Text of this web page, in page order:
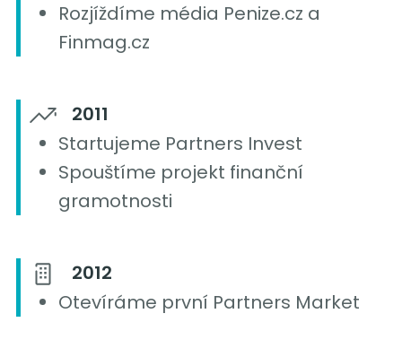
Rozjíždíme média Penize.cz a
Finmag.cz
2011
Startujeme Partners Invest
Spouštíme projekt finanční
gramotnosti
2012
Otevíráme první Partners Market